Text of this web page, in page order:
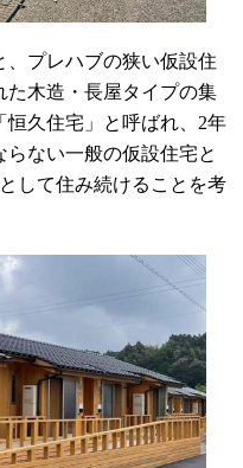
、プレハブの狭い仮設住
た木造・長屋タイプの集
久住宅」と呼ばれ、 2年
ない一般の仮設住宅と
して住み続けることを考